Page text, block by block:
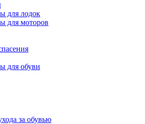
для лодок
для моторов
для обуви
за обувью